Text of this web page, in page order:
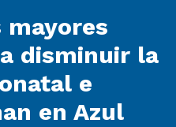
mayores
disminuir la
e
en Azul